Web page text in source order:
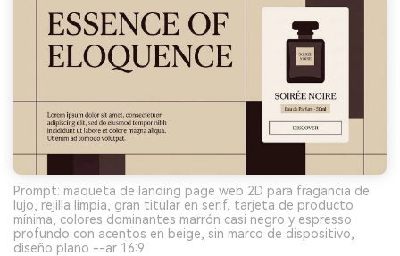
Prompt: maqueta de landing page web 2D para fragancia de
lujo, rejilla limpia, gran titular en serif, tarjeta de producto
mínima, colores dominantes marrón casi negro y espresso
profundo con acentos en beige, sin marco de dispositivo,
diseño plano --ar 16:9